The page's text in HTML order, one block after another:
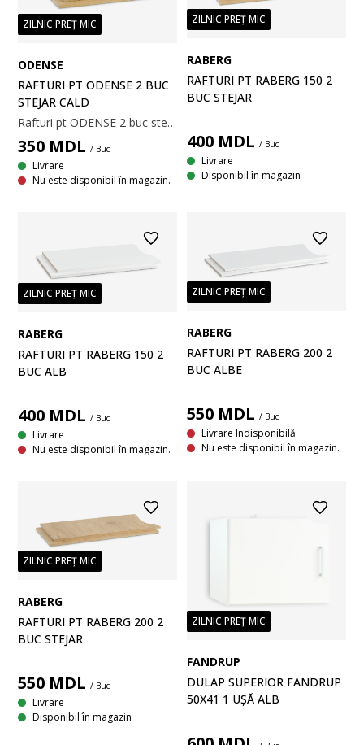
ZILNIC PREȚ MIC
ODENSE
RAFTURI PT ODENSE 2 BUC
STEJAR CALD
Rafturi pt ODENSE 2 buc stejar cald
350 MDL / Buc
Livrare
Nu este disponibil în magazin.
ZILNIC PREȚ MIC
RABERG
RAFTURI PT RABERG 150 2
BUC STEJAR
400 MDL / Buc
Livrare
Disponibil în magazin
ZILNIC PREȚ MIC
RABERG
RAFTURI PT RABERG 150 2
BUC ALB
400 MDL / Buc
Livrare
Nu este disponibil în magazin.
ZILNIC PREȚ MIC
RABERG
RAFTURI PT RABERG 200 2
BUC ALBE
550 MDL / Buc
Livrare Indisponibilă
Nu este disponibil în magazin.
ZILNIC PREȚ MIC
RABERG
RAFTURI PT RABERG 200 2
BUC STEJAR
550 MDL / Buc
Livrare
Disponibil în magazin
ZILNIC PREȚ MIC
FANDRUP
DULAP SUPERIOR FANDRUP
50X41 1 UȘĂ ALB